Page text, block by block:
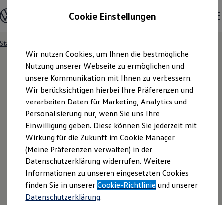
Hauptinhalt
springen
Footer
springen
Modelle & Konfigurator
Nutzfahrzeugkategorien entdecken
Modelle konfigurieren
Vorgängermodelle und Oldtimer
Vorgängermodelle
Oldtimer
Bulli Historie
Branchenlösungen & Gewerbekunden
Umbaulösungen und Hersteller finden
Auf- und Umbauten entdecken & konfigurieren
Groß- und Sonderkunden
Großkunden
Kommunen & Behörden
Journalisten
Sportvereine
Branchenlösungen
Bau & Handwerk
Gewerbliche Personenbeförderung
Service & mobile Werkstätten
Kurier, Logistik & Handel
Startseite
Angebotsanfrage
Bitte konkretisieren Sie hier Ihren Fahrzeugwunsch.
Cookie Einstellungen
Wir nutzen Cookies, um Ihnen die bestmögliche
Nutzung unserer Webseite zu ermöglichen und
unsere Kommunikation mit Ihnen zu verbessern.
Wir berücksichtigen hierbei Ihre Präferenzen und
verarbeiten Daten für Marketing, Analytics und
Personalisierung nur, wenn Sie uns Ihre
Einwilligung geben. Diese können Sie jederzeit mit
Wirkung für die Zukunft im Cookie Manager
(Meine Präferenzen verwalten) in der
Datenschutzerklärung widerrufen. Weitere
Informationen zu unseren eingesetzten Cookies
finden Sie in unsererCookie-Richtlinie und unserer
Datenschutzerklärung.